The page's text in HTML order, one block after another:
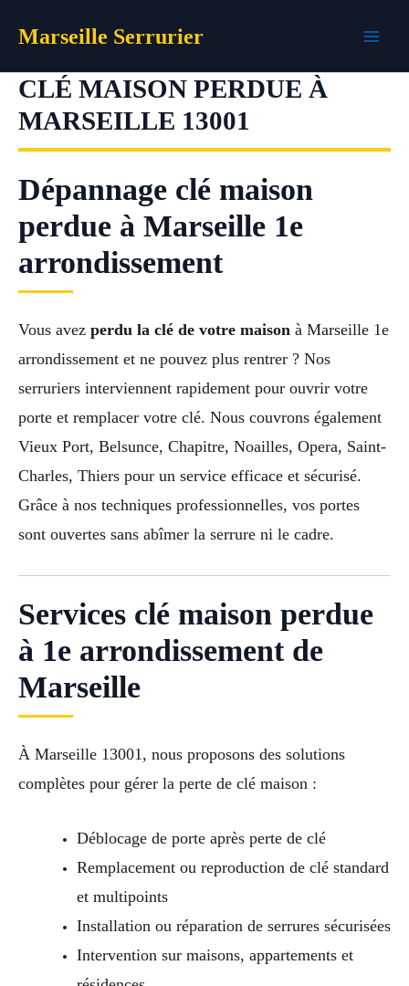
Marseille Serrurier
CLÉ MAISON PERDUE À
MARSEILLE 13001
Dépannage clé maison
perdue à Marseille 1e
arrondissement
Vous avez perdu la clé de votre maison à Marseille 1e
arrondissement et ne pouvez plus rentrer ? Nos
serruriers interviennent rapidement pour ouvrir votre
porte et remplacer votre clé. Nous couvrons également
Vieux Port, Belsunce, Chapitre, Noailles, Opera, Saint-
Charles, Thiers pour un service efficace et sécurisé.
Grâce à nos techniques professionnelles, vos portes
sont ouvertes sans abîmer la serrure ni le cadre.
Services clé maison perdue
à 1e arrondissement de
Marseille
À Marseille 13001, nous proposons des solutions
complètes pour gérer la perte de clé maison :
Déblocage de porte après perte de clé
Remplacement ou reproduction de clé standard
et multipoints
Installation ou réparation de serrures sécurisées
Intervention sur maisons, appartements et